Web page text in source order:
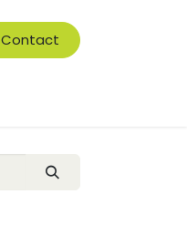
Contact